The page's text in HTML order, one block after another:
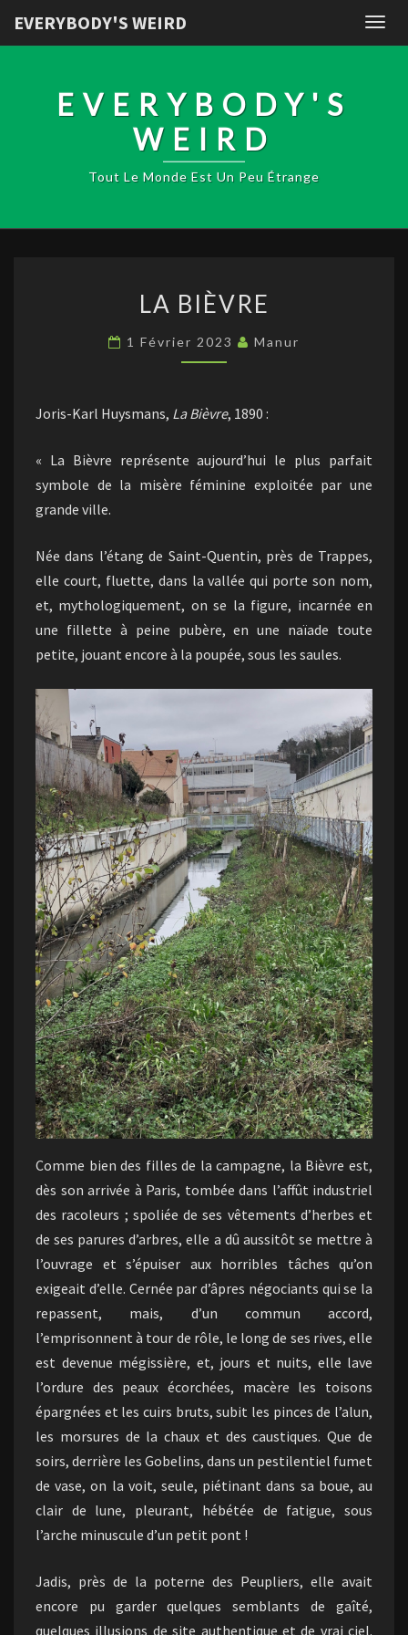
EVERYBODY'S WEIRD
EVERYBODY'S
WEIRD
Tout Le Monde Est Un Peu Étrange
BIÈVRE
LA BIÈVRE
1 Février 2023 Manur
Joris-Karl Huysmans, La Bièvre, 1890 :
« La Bièvre représente aujourd’hui le plus parfait
symbole de la misère féminine exploitée par une
grande ville.
Née dans l’étang de Saint-Quentin, près de Trappes,
elle court, fluette, dans la vallée qui porte son nom,
et, mythologiquement, on se la figure, incarnée en
une fillette à peine pubère, en une naïade toute
petite, jouant encore à la poupée, sous les saules.
Comme bien des filles de la campagne, la Bièvre est,
dès son arrivée à Paris, tombée dans l’affût industriel
des racoleurs ; spoliée de ses vêtements d’herbes et
de ses parures d’arbres, elle a dû aussitôt se mettre à
l’ouvrage et s’épuiser aux horribles tâches qu’on
exigeait d’elle. Cernée par d’âpres négociants qui se la
repassent, mais, d’un commun accord,
l’emprisonnent à tour de rôle, le long de ses rives, elle
est devenue mégissière, et, jours et nuits, elle lave
l’ordure des peaux écorchées, macère les toisons
épargnées et les cuirs bruts, subit les pinces de l’alun,
les morsures de la chaux et des caustiques. Que de
soirs, derrière les Gobelins, dans un pestilentiel fumet
de vase, on la voit, seule, piétinant dans sa boue, au
clair de lune, pleurant, hébétée de fatigue, sous
l’arche minuscule d’un petit pont !
Jadis, près de la poterne des Peupliers, elle avait
encore pu garder quelques semblants de gaîté,
quelques illusions de site authentique et de vrai ciel.